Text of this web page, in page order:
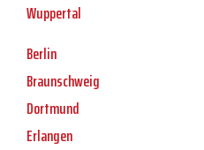
Wuppertal
Berlin
Braunschweig
Dortmund
Erlangen